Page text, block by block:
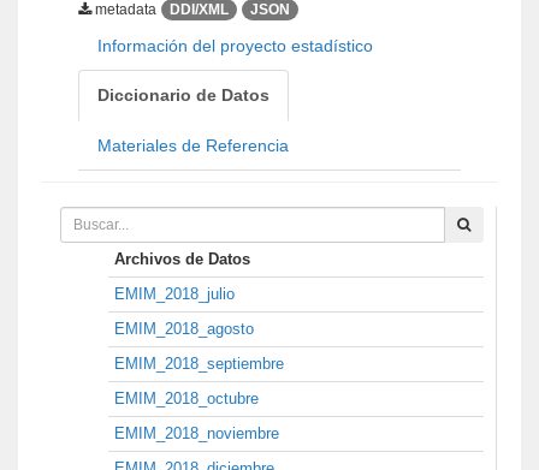
metadata
DDI/XML JSON
Información del proyecto estadístico
Diccionario de Datos
Materiales de Referencia
Archivos de Datos
EMIM_2018_julio
EMIM_2018_agosto
EMIM_2018_septiembre
EMIM_2018_octubre
EMIM_2018_noviembre